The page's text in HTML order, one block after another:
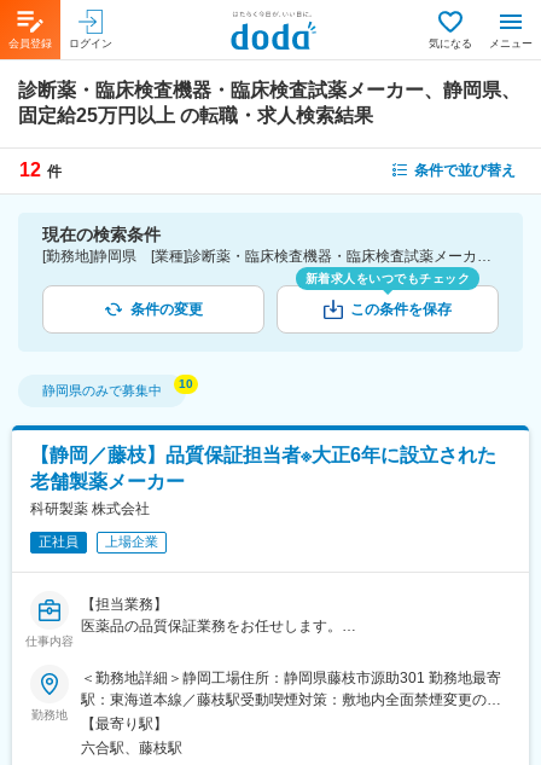
会員登録 ログイン 気になる メニュー
診断薬・臨床検査機器・臨床検査試薬メーカー、静岡県、
固定給25万円以上 の転職・求人検索結果
12 件 条件で並び替え
現在の検索条件
[勤務地]静岡県 [業種]診断薬・臨床検査機器・臨床検査試薬メーカー-医薬品・医療機器・ライフサイエンス・医療系サービス [詳細条件](待遇・福利厚生)固定給25万円以上
条件の変更
新着求人をいつでもチェック
この条件を保存
静岡県のみで募集中
【静岡／藤枝】品質保証担当者※大正6年に設立された
老舗製薬メーカー
科研製薬 株式会社
正社員 上場企業
仕事内容
【担当業務】
医薬品の品質保証業務をお任せします。
■品質マネジメントシステムの維持・管理
■各種文書・記録類の管理
■原材料等の供給業者管理
■規制等の教育・訓練の推進
■製品の出荷承認
勤務地
＜勤務地詳細＞静岡工場住所：静岡県藤枝市源助301 勤務地最寄
駅：東海道本線／藤枝駅受動喫煙対策：敷地内全面禁煙変更の範
囲：会社の定める事業所
【最寄り駅】
六合駅、藤枝駅